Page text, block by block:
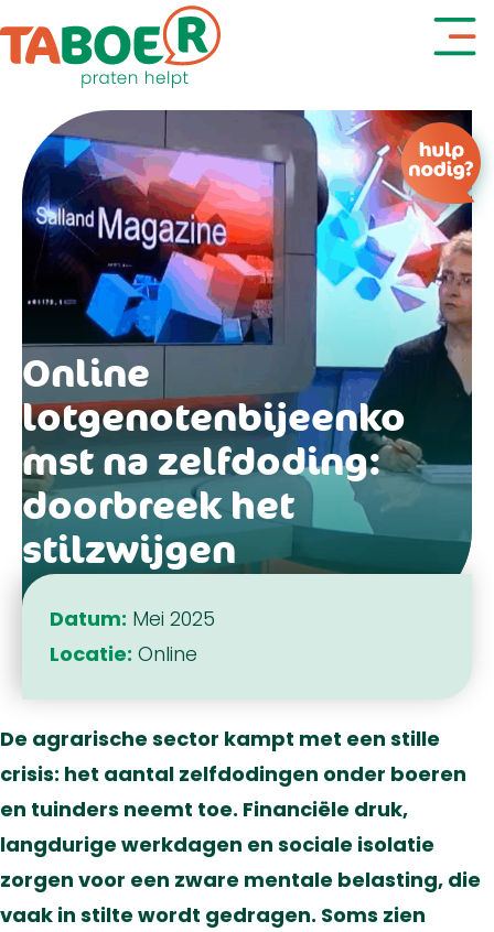
Online
lotgenotenbijeenko
mst na zelfdoding:
doorbreek het
stilzwijgen
Datum: Mei 2025
Locatie: Online
De agrarische sector kampt met een stille
crisis: het aantal zelfdodingen onder boeren
en tuinders neemt toe. Financiële druk,
langdurige werkdagen en sociale isolatie
zorgen voor een zware mentale belasting, die
vaak in stilte wordt gedragen. Soms zien